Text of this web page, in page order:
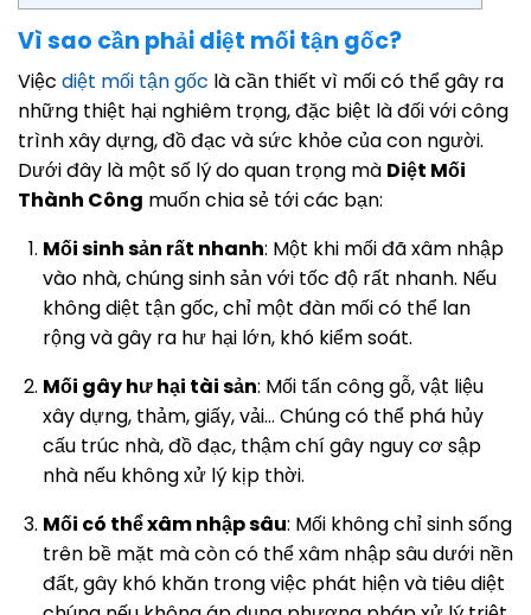
Vì sao cần phải diệt mối tận gốc?
Việc diệt mối tận gốc là cần thiết vì mối có thể gây ra
những thiệt hại nghiêm trọng, đặc biệt là đối với công
trình xây dựng, đồ đạc và sức khỏe của con người.
Dưới đây là một số lý do quan trọng mà Diệt Mối
Thành Công muốn chia sẻ tới các bạn:
Mối sinh sản rất nhanh: Một khi mối đã xâm nhập
vào nhà, chúng sinh sản với tốc độ rất nhanh. Nếu
không diệt tận gốc, chỉ một đàn mối có thể lan
rộng và gây ra hư hại lớn, khó kiểm soát.
Mối gây hư hại tài sản: Mối tấn công gỗ, vật liệu
xây dựng, thảm, giấy, vải… Chúng có thể phá hủy
cấu trúc nhà, đồ đạc, thậm chí gây nguy cơ sập
nhà nếu không xử lý kịp thời.
Mối có thể xâm nhập sâu: Mối không chỉ sinh sống
trên bề mặt mà còn có thể xâm nhập sâu dưới nền
đất, gây khó khăn trong việc phát hiện và tiêu diệt